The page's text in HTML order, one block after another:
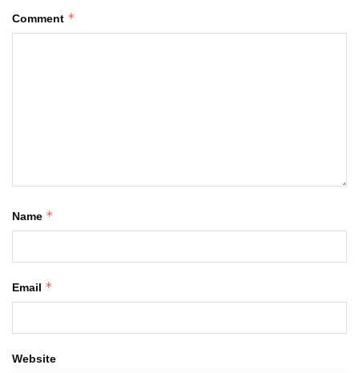
Comment *
Name *
Email *
Website